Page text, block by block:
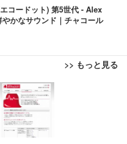
コードット) 第5世代 - Alex
かなサウンド｜チャコール
>> もっと見る
ェア 椅子 テレワーク 疲れな
スト コンパクト 約105度ロッ
度回転 座面昇降 強化ナイロ
ッシュ 在宅ワーク H-WY01
レミアムモニター | FlexScan
4K UHD・USB Type-C・ホワ
ットシーツ 薄型 レギュラー 1
イト 300枚